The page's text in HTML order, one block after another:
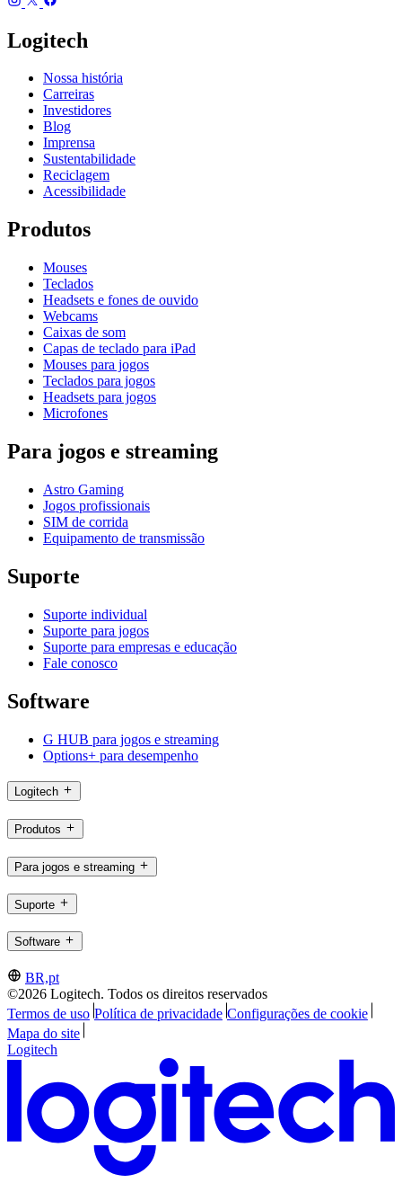
Logitech
Nossa história
Carreiras
Investidores
Blog
Imprensa
Sustentabilidade
Reciclagem
Acessibilidade
Produtos
Mouses
Teclados
Headsets e fones de ouvido
Webcams
Caixas de som
Capas de teclado para iPad
Mouses para jogos
Teclados para jogos
Headsets para jogos
Microfones
Para jogos e streaming
Astro Gaming
Jogos profissionais
SIM de corrida
Equipamento de transmissão
Suporte
Suporte individual
Suporte para jogos
Suporte para empresas e educação
Fale conosco
Software
G HUB para jogos e streaming
Options+ para desempenho
Logitech
Produtos
Para jogos e streaming
Suporte
Software
BR,pt
©2026 Logitech. Todos os direitos reservados
Termos de uso Política de privacidade Configurações de cookie
Mapa do site
Logitech